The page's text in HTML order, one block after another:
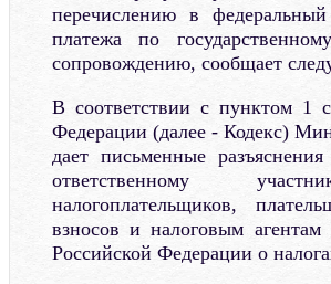
перечислению в
платежа по
сопровождению, сообщает
В соответствии с пунктом 1
Федерации (далее - Кодекс)
дает письменные
ответственному
налогоплательщиков,
взносов и налоговым агентам
Российской Федерации о